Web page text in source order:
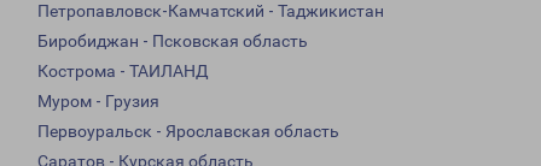
Петропавловск-Камчатский - Таджикистан
Биробиджан - Псковская область
Кострома - ТАИЛАНД
Муром - Грузия
Первоуральск - Ярославская область
Саратов - Курская область